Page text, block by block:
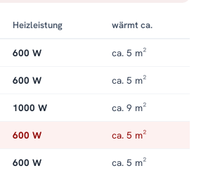
Heizleistung wärmt ca.
600 W ca. 5 m²
600 W ca. 5 m²
1000 W ca. 9 m²
600 W ca. 5 m²
600 W ca. 5 m²